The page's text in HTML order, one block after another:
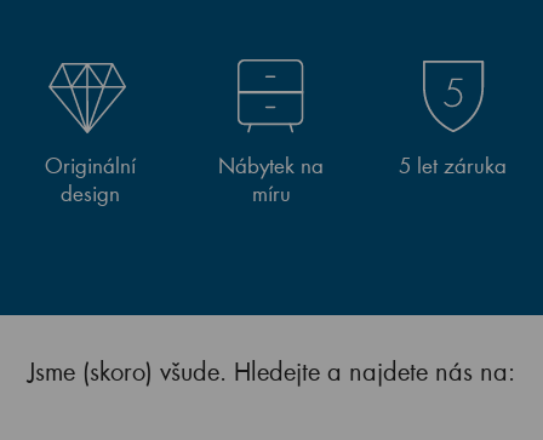
Originální
design
Nábytek na
míru
5 let záruka
Jsme (skoro) všude. Hledejte a najdete nás na: